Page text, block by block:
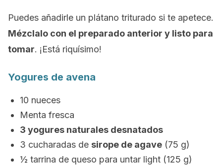
Puedes añadirle un plátano triturado si te apetece.
Mézclalo con el preparado anterior y listo para
tomar. ¡Está riquísimo!
Yogures de avena
10 nueces
Menta fresca
3 yogures naturales desnatados
3 cucharadas de sirope de agave (75 g)
½ tarrina de queso para untar light (125 g)